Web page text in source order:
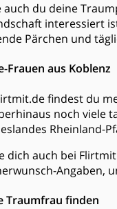
auch du deine
interessiert
Pärchen und
Frauen aus Koblenz
findest du
noch viele
Rheinland-
dich auch bei
Angaben,
Traumfrau finden